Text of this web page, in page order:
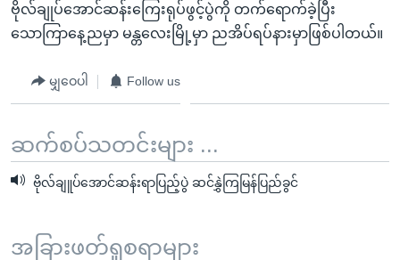
ဗိုလ်ချုပ်အောင်ဆန်းကြေးရုပ်ဖွင့်ပွဲကို တက်ရောက်ခဲ့ပြီး
သောကြာနေ့ညမှာ မန္တလေးမြို့မှာ ညအိပ်ရပ်နားမှာဖြစ်ပါတယ်။
မျှဝေပါ Follow us
ဆက်စပ်သတင်းများ ...
ဗိုလ်ချူပ်အောင်ဆန်းရာပြည့်ပွဲ ဆင်နွှဲကြမြန်ပြည်ခွင်
အခြားဖတ်ရှုစရာများ